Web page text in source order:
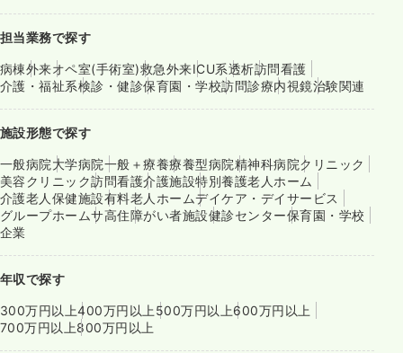
担当業務で探す
病棟外来オペ室(手術室)救急外来ICU系透析訪問看護
介護・福祉系検診・健診保育園・学校訪問診療内視鏡治験関連
施設形態で探す
一般病院大学病院一般＋療養療養型病院精神科病院クリニック
美容クリニック訪問看護介護施設特別養護老人ホーム
介護老人保健施設有料老人ホームデイケア・デイサービス
グループホームサ高住障がい者施設健診センター保育園・学校
企業
年収で探す
300万円以上400万円以上 500万円以上600万円以上
700万円以上800万円以上